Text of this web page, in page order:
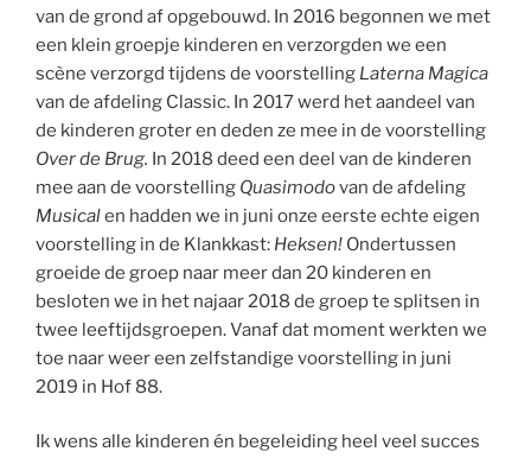
van de grond af opgebouwd. In 2016 begonnen we met
een klein groepje kinderen en verzorgden we een
scène verzorgd tijdens de voorstelling Laterna Magica
van de afdeling Classic. In 2017 werd het aandeel van
de kinderen groter en deden ze mee in de voorstelling
Over de Brug. In 2018 deed een deel van de kinderen
mee aan de voorstelling Quasimodovan de afdeling
Musicalen hadden we in juni onze eerste echte eigen
voorstelling in de Klankkast: Heksen! Ondertussen
groeide de groep naar meer dan 20 kinderen en
besloten we in het najaar 2018 de groep te splitsen in
twee leeftijdsgroepen. Vanaf dat moment werkten we
toe naar weer een zelfstandige voorstelling in juni
2019 in Hof 88.
Ik wens alle kinderen én begeleiding heel veel succes